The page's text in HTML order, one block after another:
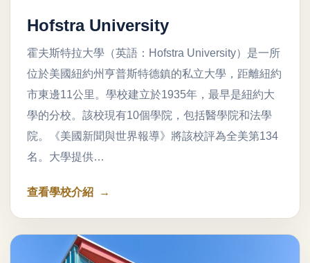
Hofstra University
霍夫斯特拉大學（英語：Hofstra University）是一所
位於美國紐約州亨普斯特德鎮的私立大學，距離紐約
市東邊11公里。學校建立於1935年，最早是紐約大
學的分校。該校現有10個學院，包括醫學院和法學
院。《美國新聞與世界報導》將該校評為全美第134
名。大學提供…
查看學校介紹